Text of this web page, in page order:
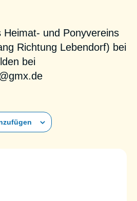
und Ponyvereins
Richtung Lebendorf) bei
bei